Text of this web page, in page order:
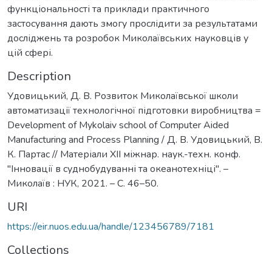
функціональності та приклади практичного
застосування дають змогу прослідити за результатами
досліджень та розробок Миколаївських науковців у
цій сфері.
Description
Удовицький, Д. В. Розвиток Миколаївської школи
автоматизації технологічної підготовки виробництва =
Development of Mykolaiv school of Computer Aided
Manufacturing and Process Planning / Д. В. Удовицький, В.
К. Партас // Матеріали XII міжнар. наук.-техн. конф.
"Інновації в суднобудуванні та океанотехніці". –
Миколаїв : НУК, 2021. – С. 46–50.
URI
https://eir.nuos.edu.ua/handle/123456789/7181
Collections